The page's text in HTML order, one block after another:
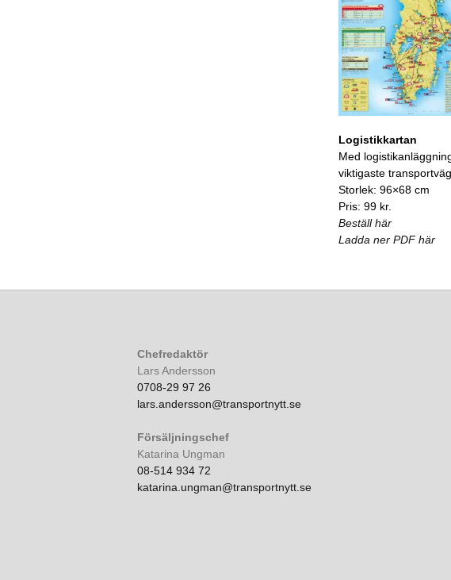
Logistikkartan
Med
viktigaste
Storlek: 96×68 cm
Pris: 99 kr.
Beställ här
Ladda ner PDF här
Chefredaktör
Lars Andersson
0708-29 97 26
lars.andersson@transportnytt.se
Försäljningschef
Katarina Ungman
08-514 934 72
katarina.ungman@transportnytt.se